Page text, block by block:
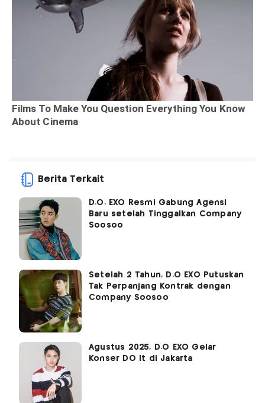
Berita Terkait
D.O. EXO Resmi Gabung Agensi
Baru setelah Tinggalkan Company
Soosoo
Setelah 2 Tahun, D.O EXO Putuskan
Tak Perpanjang Kontrak dengan
Company Soosoo
Agustus 2025, D.O EXO Gelar
Konser DO It di Jakarta